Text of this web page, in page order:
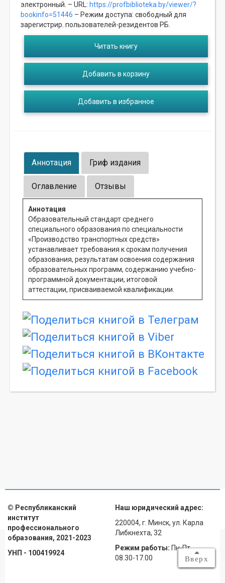
электронный. – URL: https://profbiblioteka.by/viewer/?
bookinfo=51446 – Режим доступа: свободный для
зарегистрир. пользователей-резидентов РБ.
Читать книгу
Добавить в корзину
Добавить в избранное
Аннотация Гриф издания
Оглавление Отзывы
Аннотация
Образовательный стандарт среднего
специального образования по специальности
«Производство транспортных средств»
устанавливает требования к срокам получения
образования, результатам освоения содержания
образовательных программ, содержанию учебно-
программной документации, итоговой
аттестации, присваиваемой квалификации.
Вверх
© Республиканский
институт
профессионального
образования, 2021-2023
УНП - 100419924
Наш юридический адрес:
220004, г. Минск, ул. Карла
Либкнехта, 32
Режим работы: Пн-Пт
08.30-17.00